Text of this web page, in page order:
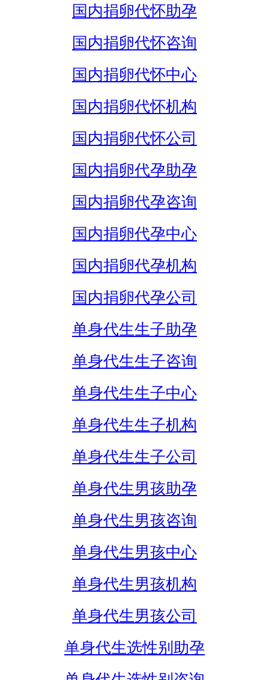
国内捐卵代怀助孕
国内捐卵代怀咨询
国内捐卵代怀中心
国内捐卵代怀机构
国内捐卵代怀公司
国内捐卵代孕助孕
国内捐卵代孕咨询
国内捐卵代孕中心
国内捐卵代孕机构
国内捐卵代孕公司
单身代生生子助孕
单身代生生子咨询
单身代生生子中心
单身代生生子机构
单身代生生子公司
单身代生男孩助孕
单身代生男孩咨询
单身代生男孩中心
单身代生男孩机构
单身代生男孩公司
单身代生选性别助孕